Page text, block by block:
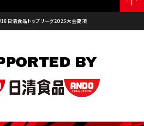
日清食品トップリーグ2025大会要項
BY